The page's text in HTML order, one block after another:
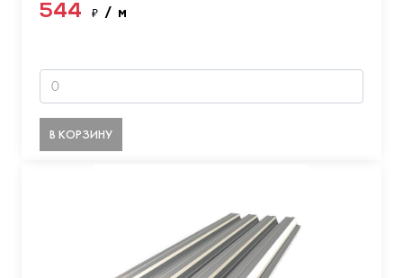
544 ₽ / м
В КОРЗИНУ